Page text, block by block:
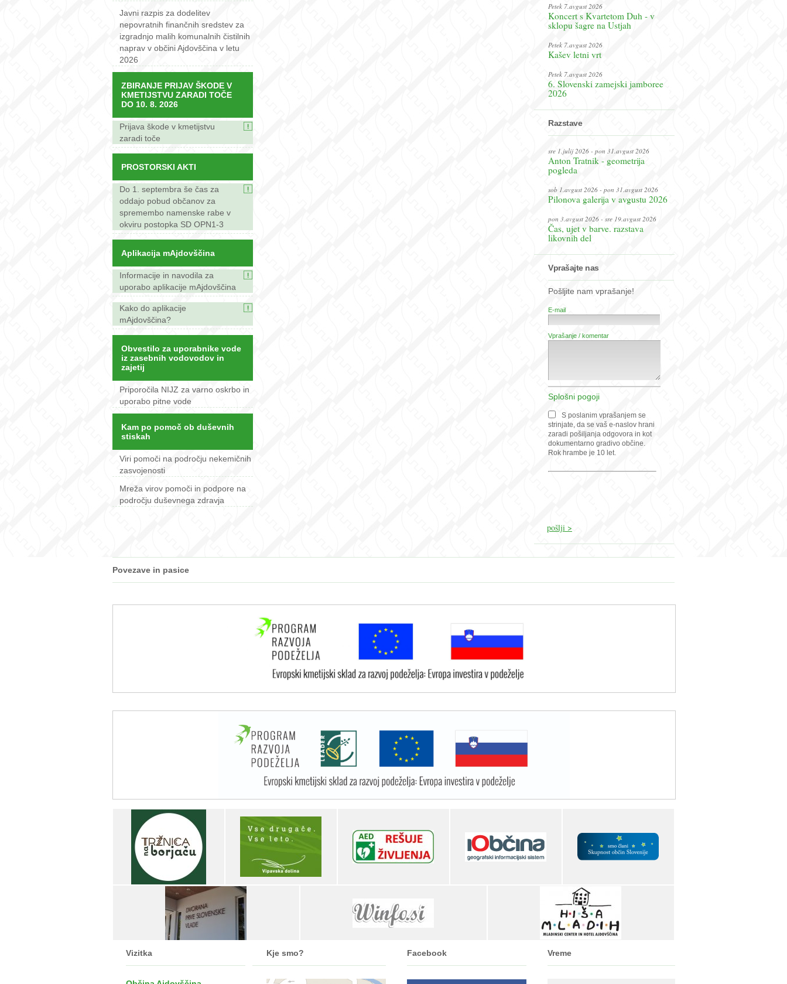
Javni razpis za dodelitev
nepovratnih finančnih sredstev za
izgradnjo malih komunalnih čistilnih
naprav v občini Ajdovščina v letu
2026
ZBIRANJE PRIJAV ŠKODE V
KMETIJSTVU ZARADI TOČE
DO 10. 8. 2026
Prijava škode v kmetijstvu
zaradi toče
PROSTORSKI AKTI
Do 1. septembra še čas za
oddajo pobud občanov za
spremembo namenske rabe v
okviru postopka SD OPN1-3
Aplikacija mAjdovščina
Informacije in navodila za
uporabo aplikacije mAjdovščina
Kako do aplikacije
mAjdovščina?
Obvestilo za uporabnike vode
iz zasebnih vodovodov in
zajetij
Priporočila NIJZ za varno oskrbo in
uporabo pitne vode
Kam po pomoč ob duševnih
stiskah
Viri pomoči na področju nekemičnih
zasvojenosti
Mreža virov pomoči in podpore na
področju duševnega zdravja
Petek 7.avgust 2026
Koncert s Kvartetom Duh - v
sklopu šagre na Ustjah
Petek 7.avgust 2026
Kašev letni vrt
Petek 7.avgust 2026
6. Slovenski zamejski jamboree
2026
Razstave
sre 1.julij 2026 - pon 31.avgust 2026
Anton Tratnik - geometrija
pogleda
sob 1.avgust 2026 - pon 31.avgust 2026
Pilonova galerija v avgustu 2026
pon 3.avgust 2026 - sre 19.avgust 2026
Čas, ujet v barve. razstava
likovnih del
Vprašajte nas
Pošljite nam vprašanje!
E-mail
Vprašanje / komentar
Splošni pogoji
S poslanim vprašanjem se
strinjate, da se vaš e-naslov hrani
zaradi pošiljanja odgovora in kot
dokumentarno gradivo občine.
Rok hrambe je 10 let.
Povezave in pasice
Vizitka Kje smo? Facebook Vreme